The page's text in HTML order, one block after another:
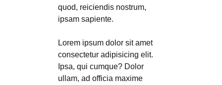
quod, reiciendis nostrum,
ipsam sapiente.
Lorem ipsum dolor sit amet
consectetur adipisicing elit.
Ipsa, qui cumque? Dolor
ullam, ad officia maxime